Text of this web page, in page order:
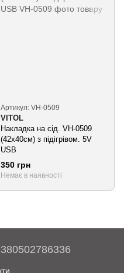
Артикул: VH-0509
VITOL
Накладка на сід. VH-0509
(42х40см) з підігрівом. 5V
USB
350 грн
Немає в наявності